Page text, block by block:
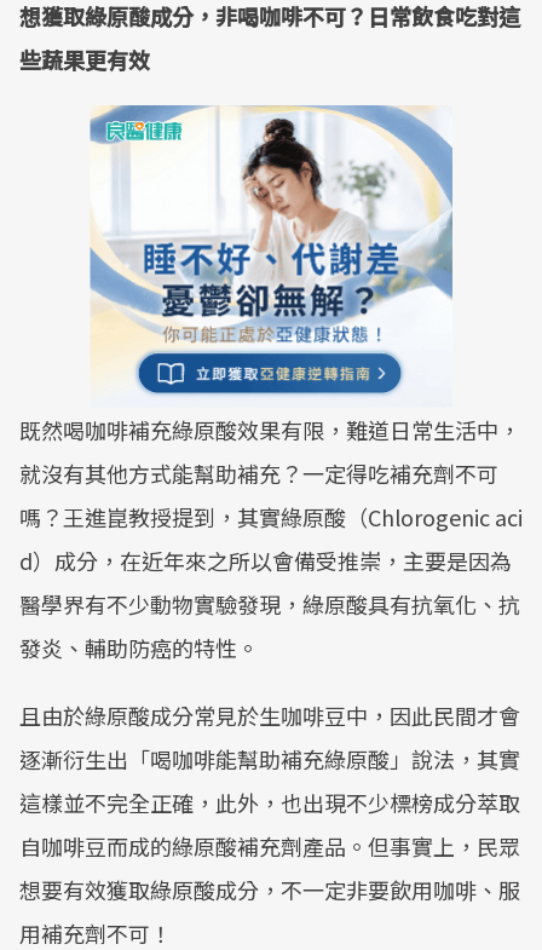
想獲取綠原酸成分，非喝咖啡不可？日常飲食吃對這
些蔬果更有效
既然喝咖啡補充綠原酸效果有限，難道日常生活中，
就沒有其他方式能幫助補充？一定得吃補充劑不可
嗎？王進崑教授提到，其實綠原酸（Chlorogenic aci
d）成分，在近年來之所以會備受推崇，主要是因為
醫學界有不少動物實驗發現，綠原酸具有抗氧化、抗
發炎、輔助防癌的特性。
且由於綠原酸成分常見於生咖啡豆中，因此民間才會
逐漸衍生出「喝咖啡能幫助補充綠原酸」說法，其實
這樣並不完全正確，此外，也出現不少標榜成分萃取
自咖啡豆而成的綠原酸補充劑產品。但事實上，民眾
想要有效獲取綠原酸成分，不一定非要飲用咖啡、服
用補充劑不可！